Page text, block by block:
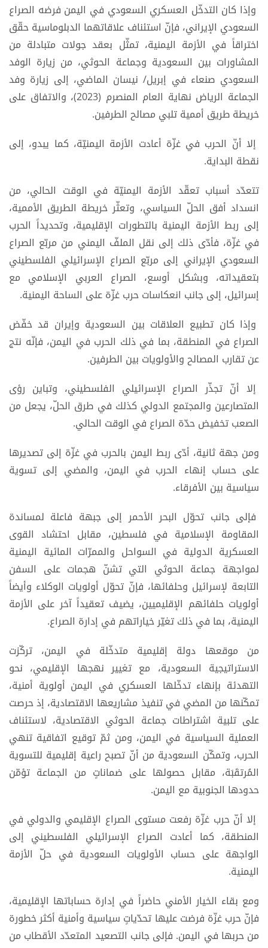
وإذا كان التدخّل العسكري السعودي في اليمن فرضه الصراع
السعودي الإيراني، فإنّ استئناف علاقاتهما الدبلوماسية حقّق
اختراقاً في الأزمة اليمنية، تمثّل بعقد جولات متبادلة من
المشاورات بين السعودية وجماعة الحوثي، من زيارة الوفد
السعودي صنعاء في إبريل/ نيسان الماضي، إلى زيارة وفد
الجماعة الرياض نهاية العام المنصرم (2023)، والاتفاق على
خريطة طريق أممية تلبي مصالح الطرفين.
إلا أنّ الحرب في غزّة أعادت الأزمة اليمنيّة، كما يبدو، إلى
نقطة البداية.
تتعدّد أسباب تعقّد الأزمة اليمنيّة في الوقت الحالي، من
انسداد أفق الحلّ السياسي، وتعثّر خريطة الطريق الأممية،
إلى ربط الأزمة اليمنية بالتطورات الإقليمية، وتحديداً الحرب
في غزّة، فأدّى ذلك إلى نقل الملفّ اليمني من مربّع الصراع
السعودي الإيراني إلى مربّع الصراع الإسرائيلي الفلسطيني
بتعقيداته، وبشكل أوسع، الصراع العربي الإسلامي مع
إسرائيل، إلى جانب انعكاسات حرب غزّة على الساحة اليمنية.
وإذا كان تطبيع العلاقات بين السعودية وإيران قد خفّض
الصراع في المنطقة، بما في ذلك الحرب في اليمن، فإنّه نتج
عن تقارب المصالح والأولويات بين الطرفين.
إلا أنّ تجذّر الصراع الإسرائيلي الفلسطيني، وتباين رؤى
المتصارعين والمجتمع الدولي كذلك في طرق الحلّ، يجعل من
الصعب تخفيض حدّة الصراع في الوقت الحالي.
ومن جهة ثانية، أدّى ربط اليمن بالحرب في غزّة إلى تصديرها
على حساب إنهاء الحرب في اليمن، والمضي إلى تسوية
سياسية بين الأفرقاء.
فإلى جانب تحوّل البحر الأحمر إلى جبهة فاعلة لمساندة
المقاومة الإسلامية في فلسطين، مقابل احتشاد القوى
العسكرية الدولية في السواحل والممرّات المائية اليمنية
لمواجهة جماعة الحوثي التي تشنّ هجمات على السفن
التابعة لإسرائيل وحلفائها، فإنّ تحوّل أولويات الوكلاء وأيضاً
أولويات حلفائهم الإقليميين، يضيف تعقيداً آخر على الأزمة
اليمنية، بما في ذلك تغيّر خياراتهم في إدارة الصراع.
من موقعها دولة إقليمية متدخّلة في اليمن، تركّزت
الاستراتيجية السعودية، مع تغيير نهجها الإقليمي، نحو
التهدئة بإنهاء تدخّلها العسكري في اليمن أولوية أمنية،
تمكّنها من المضي في تنفيذ مشاريعها الاقتصادية، إذ حرصت
على تلبية اشتراطات جماعة الحوثي الاقتصادية، لاستئناف
العملية السياسية في اليمن، ومن ثمّ توقيع اتفاقية تنهي
الحرب، وتمكّن السعودية من أنّ تصبح راعية إقليمية للتسوية
المُرتقَبَة، مقابل حصولها على ضماناتٍ من الجماعة تؤمّن
حدودها الجنوبية مع اليمن.
إلا أنّ حرب غزّة رفعت مستوى الصراع الإقليمي والدولي في
المنطقة، كما أعادت الصراع الإسرائيلي الفلسطيني إلى
الواجهة على حساب الأولويات السعودية في حلّ الأزمة
اليمنية.
ومع بقاء الخيار الأمني حاضراً في إدارة حساباتها الإقليمية،
فإنّ حرب غزّة فرضت عليها تحدّياتٍ سياسية وأمنية أكثر خطورة
من حربها في اليمن. فإلى جانب التصعيد المتعدّد الأقطاب من